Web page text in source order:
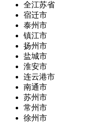
全江苏省
宿迁市
泰州市
镇江市
扬州市
盐城市
淮安市
连云港市
南通市
苏州市
常州市
徐州市